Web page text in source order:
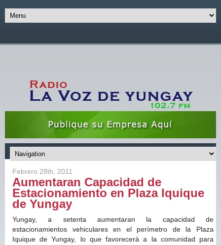
Febrero 28th, 2011
Aumentaran Capacidad de
Estacionamiento en Plaza Iquique
de Yungay
Yungay, a setenta aumentaran la capacidad de
estacionamientos vehiculares en el perímetro de la Plaza
Iquique de Yungay, lo que favorecerá a la comunidad para